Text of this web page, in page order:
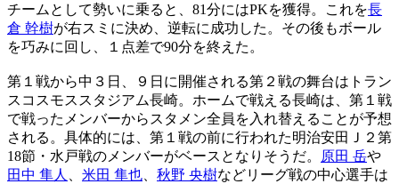
チームとして勢いに乗ると、81分にはPKを獲得。これを長
倉 幹樹が右スミに決め、逆転に成功した。その後もボール
を巧みに回し、１点差で90分を終えた。
第１戦から中３日、９日に開催される第２戦の舞台はトラン
スコスモススタジアム長崎。ホームで戦える長崎は、第１戦
で戦ったメンバーからスタメン全員を入れ替えることが予想
される。具体的には、第１戦の前に行われた明治安田Ｊ２第
18節・水戸戦のメンバーがベースとなりそうだ。
原田 岳や
田中 隼人
米田 隼也 秋野 央樹などリーグ戦の中心選手は